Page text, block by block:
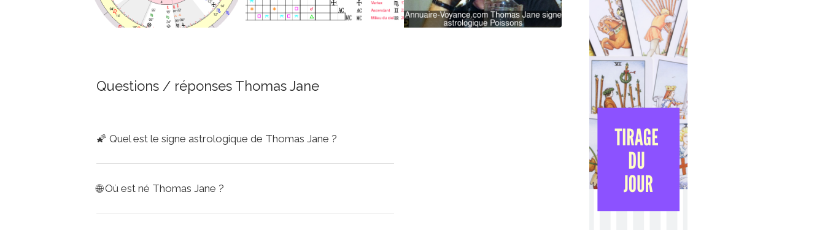
Questions / réponses Thomas Jane
🌠 Quel est le signe astrologique de Thomas Jane ?
🌐Où est né Thomas Jane ?